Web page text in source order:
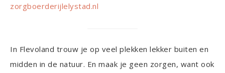
zorgboerderijlelystad.nl
In Flevoland trouw je op veel plekken lekker buiten en
midden in de natuur. En maak je geen zorgen, want ook